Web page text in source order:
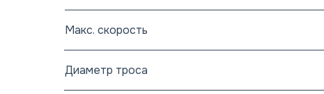
Макс. скорость
Диаметр троса